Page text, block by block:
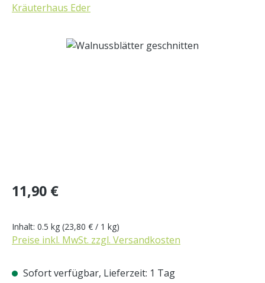
Kräuterhaus Eder
Bildergalerie überspringen
Regulärer Preis:
11,90 €
Inhalt: 0.5 kg (23,80 € / 1 kg)
Preise inkl. MwSt. zzgl. Versandkosten
Sofort verfügbar, Lieferzeit: 1 Tag